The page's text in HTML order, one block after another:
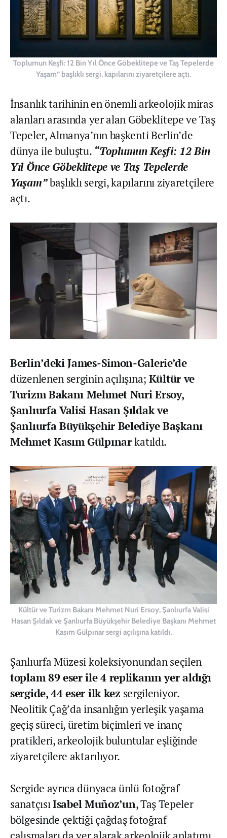
Toplumun Keşfi: 12 Bin Yıl Önce Göbeklitepe ve Taş Tepelerde
Yaşam” başlıklı sergi, kapılarını ziyaretçilere açtı.
İnsanlık tarihinin en önemli arkeolojik miras
alanları arasında yer alan Göbeklitepe ve Taş
Tepeler, Almanya’nın başkenti Berlin’de
dünya ile buluştu. “Toplumun Keşfi: 12 Bin
Yıl Önce Göbeklitepe ve Taş Tepelerde
Yaşam”başlıklı sergi, kapılarını ziyaretçilere
açtı.
Berlin’deki James-Simon-Galerie’de
düzenlenen serginin açılışına; Kültür ve
Turizm Bakanı Mehmet Nuri Ersoy,
Şanlıurfa Valisi Hasan Şıldak ve
Şanlıurfa Büyükşehir Belediye Başkanı
Mehmet Kasım Gülpınarkatıldı.
Kültür ve Turizm Bakanı Mehmet Nuri Ersoy, Şanlıurfa Valisi
Hasan Şıldak ve Şanlıurfa Büyükşehir Belediye Başkanı Mehmet
Kasım Gülpınar sergi açılışına katıldı.
Şanlıurfa Müzesi koleksiyonundan seçilen
toplam 89 eser ile 4 replikanın yer aldığı
sergide, 44 eser ilk kez sergileniyor.
Neolitik Çağ’da insanlığın yerleşik yaşama
geçiş süreci, üretim biçimleri ve inanç
pratikleri, arkeolojik buluntular eşliğinde
ziyaretçilere aktarılıyor.
Sergide ayrıca dünyaca ünlü fotoğraf
sanatçısıIsabel Muñoz’un, Taş Tepeler
bölgesinde çektiği çağdaş fotoğraf